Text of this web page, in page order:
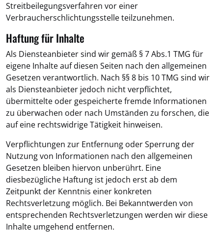
Streitbeilegungsverfahren vor einer
Verbraucherschlichtungsstelle teilzunehmen.
Haftung für Inhalte
Als Diensteanbieter sind wir gemäß § 7 Abs.1 TMG für
eigene Inhalte auf diesen Seiten nach den allgemeinen
Gesetzen verantwortlich. Nach §§ 8 bis 10 TMG sind wir
als Diensteanbieter jedoch nicht verpflichtet,
übermittelte oder gespeicherte fremde Informationen
zu überwachen oder nach Umständen zu forschen, die
auf eine rechtswidrige Tätigkeit hinweisen.
Verpflichtungen zur Entfernung oder Sperrung der
Nutzung von Informationen nach den allgemeinen
Gesetzen bleiben hiervon unberührt. Eine
diesbezügliche Haftung ist jedoch erst ab dem
Zeitpunkt der Kenntnis einer konkreten
Rechtsverletzung möglich. Bei Bekanntwerden von
entsprechenden Rechtsverletzungen werden wir diese
Inhalte umgehend entfernen.